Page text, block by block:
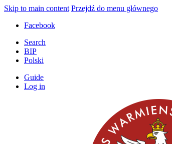
Skip to main content Przejdź do menu głównego
Facebook
Search
BIP
Polski
Guide
Log in